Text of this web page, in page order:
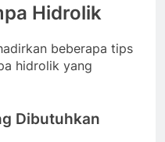
Hidrolik
beberapa tips
hidrolik yang
Dibutuhkan